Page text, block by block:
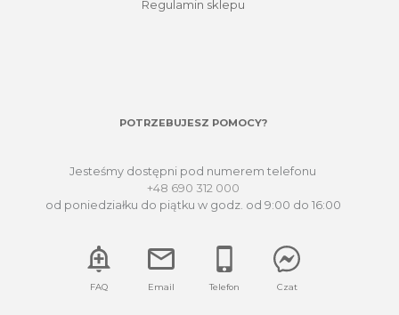
Regulamin sklepu
POTRZEBUJESZ POMOCY?
Jesteśmy dostępni pod numerem telefonu
+48 690 312 000
od poniedziałku do piątku w godz. od 9:00 do 16:00
FAQ Email Telefon Czat